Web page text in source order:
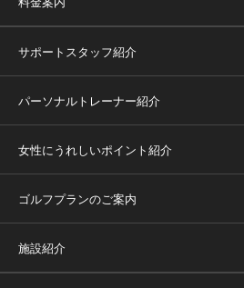
サポートスタッフ紹介
パーソナルトレーナー紹介
女性にうれしいポイント紹介
ゴルフプランのご案内
施設紹介